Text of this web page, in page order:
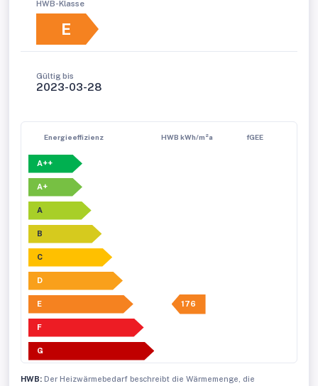
HWB-Klasse
E
Gültig bis
2023-03-28
Energieeffizienz HWB kWh/m²a fGEE
A++
A+
A
B
C
D
E 176
F
G
HWB: Der Heizwärmebedarf beschreibt die Wärmemenge, die